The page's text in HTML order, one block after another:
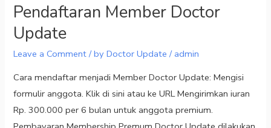
Pendaftaran Member Doctor
Update
Leave a Comment /by Doctor Update / admin
Cara mendaftar menjadi Member Doctor Update: Mengisi
formulir anggota. Klik di sini atau ke URL Mengirimkan iuran
Rp. 300.000 per 6 bulan untuk anggota premium.
Pendaftaran
Member
Doctor
Update